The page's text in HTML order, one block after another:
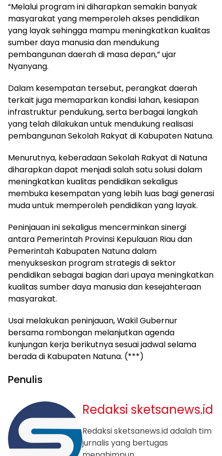
“Melalui program ini diharapkan semakin banyak
masyarakat yang memperoleh akses pendidikan
yang layak sehingga mampu meningkatkan kualitas
sumber daya manusia dan mendukung
pembangunan daerah di masa depan,” ujar
Nyanyang.
Dalam kesempatan tersebut, perangkat daerah
terkait juga memaparkan kondisi lahan, kesiapan
infrastruktur pendukung, serta berbagai langkah
yang telah dilakukan untuk mendukung realisasi
pembangunan Sekolah Rakyat di Kabupaten Natuna.
Menurutnya, keberadaan Sekolah Rakyat di Natuna
diharapkan dapat menjadi salah satu solusi dalam
meningkatkan kualitas pendidikan sekaligus
membuka kesempatan yang lebih luas bagi generasi
muda untuk memperoleh pendidikan yang layak.
Peninjauan ini sekaligus mencerminkan sinergi
antara Pemerintah Provinsi Kepulauan Riau dan
Pemerintah Kabupaten Natuna dalam
menyukseskan program strategis di sektor
pendidikan sebagai bagian dari upaya meningkatkan
kualitas sumber daya manusia dan kesejahteraan
masyarakat.
Usai melakukan peninjauan, Wakil Gubernur
bersama rombongan melanjutkan agenda
kunjungan kerja berikutnya sesuai jadwal selama
berada di Kabupaten Natuna. (***)
Penulis
Redaksi sketsanews.id
Redaksi sketsanews.id adalah tim
jurnalis yang bertugas